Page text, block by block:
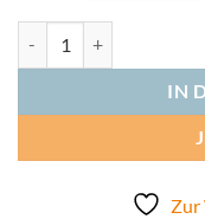
IN
Zur